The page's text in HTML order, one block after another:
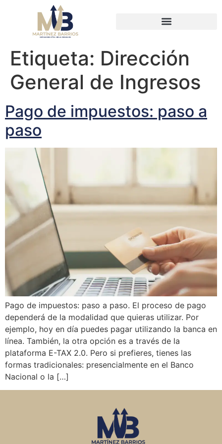
Etiqueta: Dirección
General de Ingresos
Pago de impuestos: paso a
paso
Pago de impuestos: paso a paso. El proceso de pago
dependerá de la modalidad que quieras utilizar. Por
ejemplo, hoy en día puedes pagar utilizando la banca en
línea. También, la otra opción es a través de la
plataforma E-TAX 2.0. Pero si prefieres, tienes las
formas tradicionales: presencialmente en el Banco
Nacional o la […]